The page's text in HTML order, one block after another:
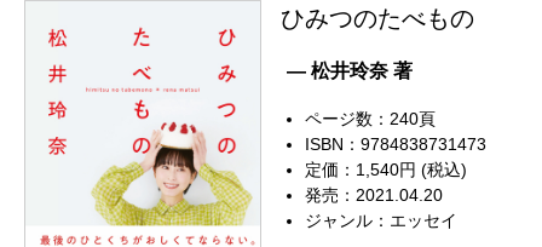
ひみつのたべもの
— 松井玲奈 著
ページ数：240頁
ISBN：9784838731473
定価：1,540円 (税込)
発売：2021.04.20
ジャンル： エッセイ